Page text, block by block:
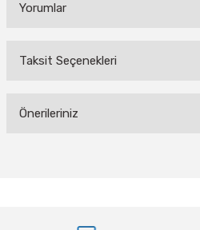
Yorumlar
Taksit Seçenekleri
Önerileriniz